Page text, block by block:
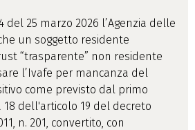
del 25 marzo 2026 l’Agenzia delle
un soggetto residente
“trasparente” non residente
l’Ivafe per mancanza del
come previsto dal primo
dell'articolo 19 del decreto
n. 201, convertito, con